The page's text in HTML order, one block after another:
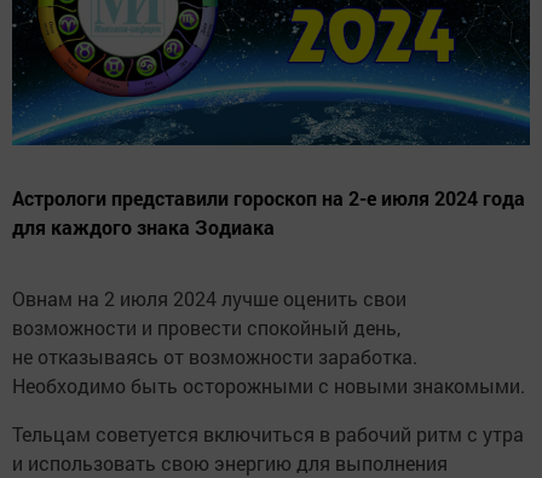
Астрологи представили гороскоп на 2-е июля 2024 года
для каждого знака Зодиака
Овнам на 2 июля 2024 лучше оценить свои
возможности и провести спокойный день,
не отказываясь от возможности заработка.
Необходимо быть осторожными с новыми знакомыми.
Тельцам советуется включиться в рабочий ритм с утра
и использовать свою энергию для выполнения